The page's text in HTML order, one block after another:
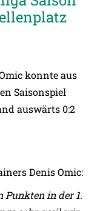
konnte aus
Saisonspiel
auswärts 0:2
Denis Omic:
Punkten in der 1.